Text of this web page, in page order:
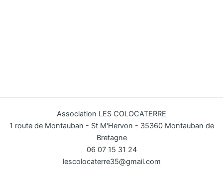
Association LES COLOCATERRE
1 route de Montauban - St M'Hervon - 35360 Montauban de
Bretagne
06 07 15 31 24
lescolocaterre35@gmail.com